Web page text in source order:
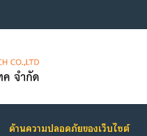
ด้านความปลอดภัยของเว็บไซต์